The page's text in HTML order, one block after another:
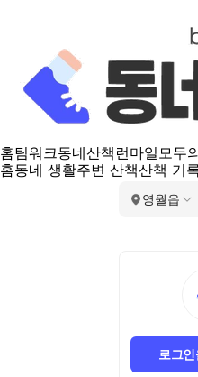
홈팀워크동네산책 런마일모두
홈동네 생활주변 산책산책 기
영월읍
로그